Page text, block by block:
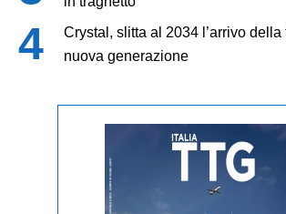
Crystal, slitta al 2034 l’arrivo della
nuova generazione